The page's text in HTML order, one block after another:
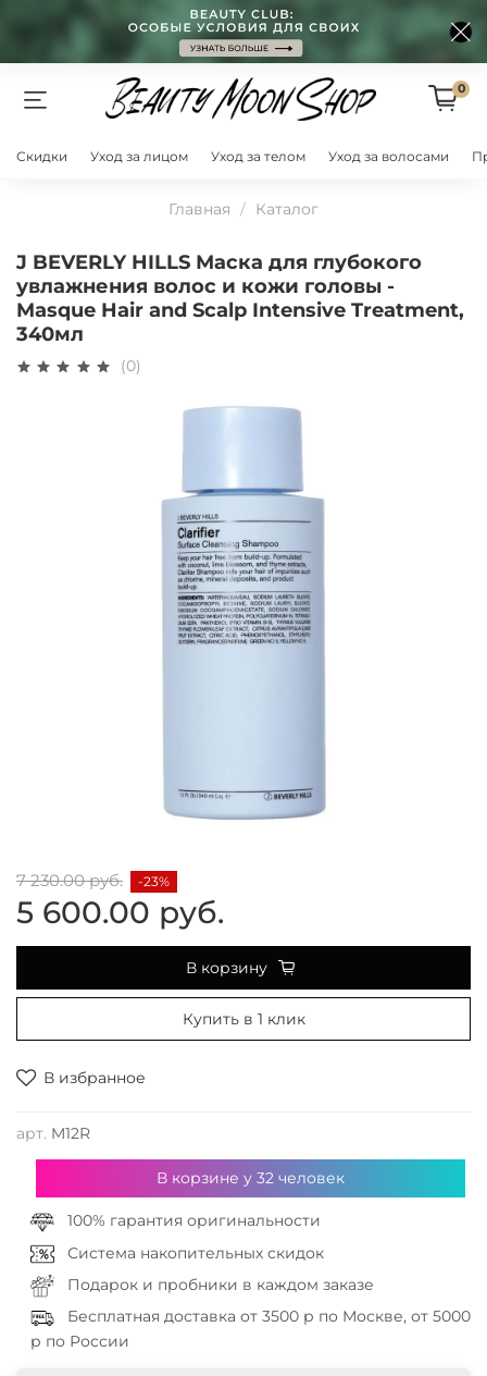
0
Скидки Уход за лицом Уход за телом Уход за волосами
Главная Каталог
J BEVERLY HILLS Маска для глубокого
увлажнения волос и кожи головы -
Masque Hair and Scalp Intensive Treatment,
340мл
(0)
В избранное
арт. M12R
7 230.00 руб.
5 600.00 руб.
-23%
В корзину
Купить в 1 клик
В корзине у 32человек
100% гарантия оригинальности
Система накопительных скидок
Подарок и пробники в каждом заказе
Бесплатная доставка от 3500 р по Москве, от 5000
р по России